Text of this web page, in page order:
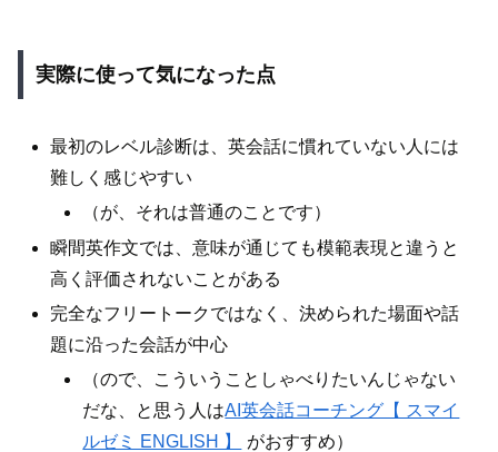
実際に使って気になった点
最初のレベル診断は、英会話に慣れていない人には
難しく感じやすい
（が、それは普通のことです）
瞬間英作文では、意味が通じても模範表現と違うと
高く評価されないことがある
完全なフリートークではなく、決められた場面や話
題に沿った会話が中心
（ので、こういうことしゃべりたいんじゃない
だな、と思う人はAI英会話コーチング【 スマイ
ルゼミ ENGLISH 】
がおすすめ）